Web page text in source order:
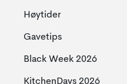
Høytider
Gavetips
Black Week 2026
KitchenDays 2026